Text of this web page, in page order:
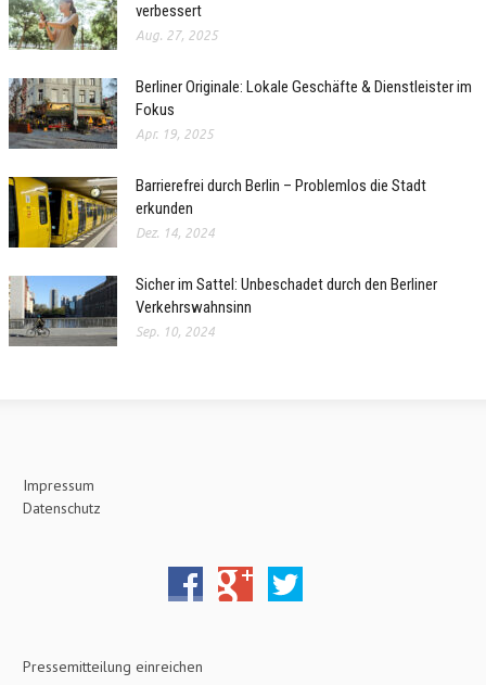
verbessert
Aug. 27, 2025
Berliner Originale: Lokale Geschäfte & Dienstleister im
Fokus
Apr. 19, 2025
Barrierefrei durch Berlin – Problemlos die Stadt
erkunden
Dez. 14, 2024
Sicher im Sattel: Unbeschadet durch den Berliner
Verkehrswahnsinn
Sep. 10, 2024
Impressum
Datenschutz
Pressemitteilung einreichen